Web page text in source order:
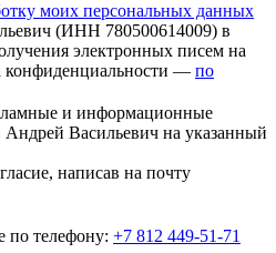
моих персональных данных
(ИНН 780500614009) в
электронных писем на
конфиденциальности — по
и информационные
Васильевич на указанный
написав на почту
по телефону: +7 812 449-51-71